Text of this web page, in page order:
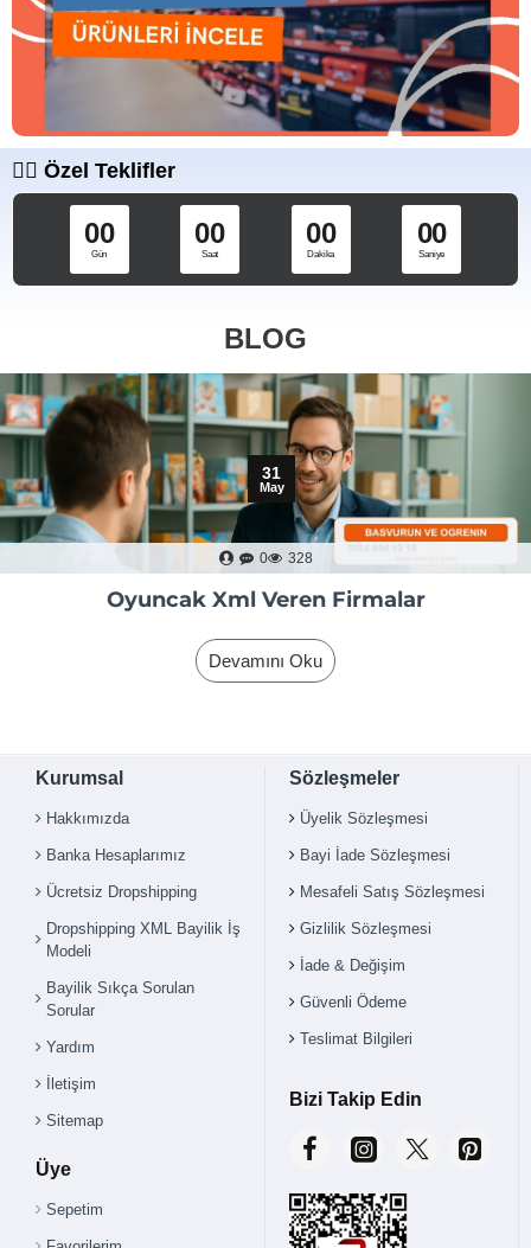
❤️‍🔥 Özel Teklifler
00
Gün
00
Saat
00
Dakika
00
Saniye
BLOG
31
May
0 328
Oyuncak Xml Veren Firmalar
Devamını Oku
Kurumsal
Hakkımızda
Banka Hesaplarımız
Ücretsiz Dropshipping
Dropshipping XML Bayilik İş
Modeli
Bayilik Sıkça Sorulan
Sorular
Yardım
İletişim
Sitemap
Üye
Sepetim
Sözleşmeler
Üyelik Sözleşmesi
Bayi İade Sözleşmesi
Mesafeli Satış Sözleşmesi
Gizlilik Sözleşmesi
İade & Değişim
Güvenli Ödeme
Teslimat Bilgileri
Bizi Takip Edin